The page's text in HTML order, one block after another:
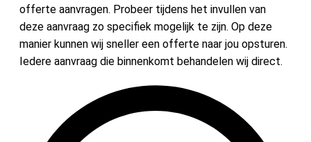
offerte aanvragen. Probeer tijdens het invullen van
deze aanvraag zo specifiek mogelijk te zijn. Op deze
manier kunnen wij sneller een offerte naar jou opsturen.
Iedere aanvraag die binnenkomt behandelen wij direct.